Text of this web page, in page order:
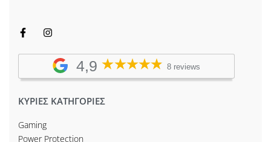
4,9 8 reviews
ΚΥΡΙΕΣ ΚΑΤΗΓΟΡΙΕΣ
Gaming
Power Protection